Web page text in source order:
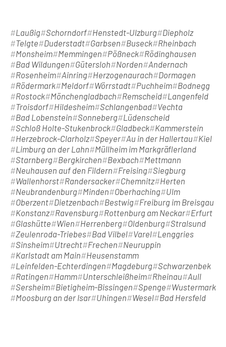
Laußig Schorndorf Henstedt-Ulzburg Diepholz
Telgte
Duderstadt Garbsen Buseck Rheinbach
Monsheim Memmingen Pößneck Rödinghausen
Bad Wildungen
Gütersloh Norden Andernach
Rosenheim Ainring Herzogenaurach
Dormagen
Rödermark Meldorf Wörrstadt Puchheim Bodnegg
Rostock Mönchengladbach Remscheid Langenfeld
Troisdorf Hildesheim Schlangenbad Vechta
Bad Lobenstein
Sonneberg Lüdenscheid
Schloß Holte-Stukenbrock Gladbeck Kammerstein
Herzebrock-Clarholz Speyer Au in der Hallertau
Kiel
Limburg an der Lahn
Müllheim im Markgräflerland
Starnberg Bergkirchen Bexbach
Mettmann
Neuhausen auf den Fildern
Freising Siegburg
Wallenhorst Randersacker Chemnitz Herten
Neubrandenburg Minden Oberhaching Ulm
Oberzent Dietzenbach Bestwig Freiburg im Breisgau
Konstanz Ravensburg Rottenburg am Neckar Erfurt
Glashütte
Wien Herrenberg Oldenburg Stralsund
Zeulenroda-Triebes Bad Vilbel Varel Lenggries
Sinsheim Utrecht Frechen
Neuruppin
Karlstadt am Main
Heusenstamm
Leinfelden-Echterdingen
Magdeburg Schwarzenbek
Ratingen
Hamm Unterschleißheim Rheinau Aull
Sersheim Bietigheim-Bissingen Spenge
Wustermark
Moosburg an der Isar Uhingen Wesel Bad Hersfeld